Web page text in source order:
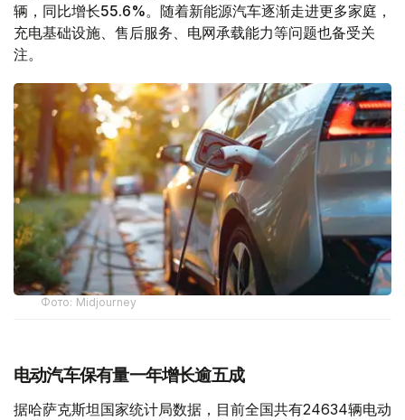
辆，同比增长55.6%。随着新能源汽车逐渐走进更多家庭，
充电基础设施、售后服务、电网承载能力等问题也备受关
注。
Фото: Midjourney
电动汽车保有量一年增长逾五成
据哈萨克斯坦国家统计局数据，目前全国共有24634辆电动